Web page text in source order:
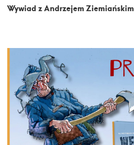
Wywiad z Andrzejem Ziemiańskim